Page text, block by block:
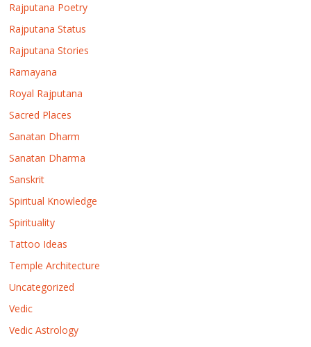
Rajputana Poetry
Rajputana Status
Rajputana Stories
Ramayana
Royal Rajputana
Sacred Places
Sanatan Dharm
Sanatan Dharma
Sanskrit
Spiritual Knowledge
Spirituality
Tattoo Ideas
Temple Architecture
Uncategorized
Vedic
Vedic Astrology